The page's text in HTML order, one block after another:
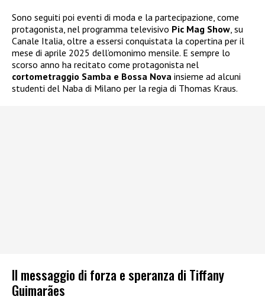
Sono seguiti poi eventi di moda e la partecipazione, come
protagonista, nel programma televisivo Pic Mag Show , su
Canale Italia, oltre a essersi conquistata la copertina per il
mese di aprile 2025 dell’omonimo mensile. E sempre lo
scorso anno ha recitato come protagonista nel
cortometraggio Samba e Bossa Nova insieme ad alcuni
studenti del Naba di Milano per la regia di Thomas Kraus.
Il messaggio di forza e speranza di Tiffany
Guimarães